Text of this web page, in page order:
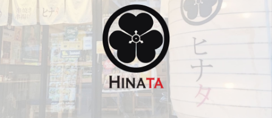
อิซากายะ
ปิ้งย่างญี่ปุ่น/ยากินิกุ
คัตสึด้ง/ทงคัตสึ
ชาบูชาบู/สุกี้ยากี้
แกงกะหรี่ญี่ปุ่น
เจริญกรุง
ธนบุรี
สยาม
ทองหล่อ
เอกมัย
คอลัมน์ความรู้
บทความพิเศษ
บทความที่KOLแนะนำ